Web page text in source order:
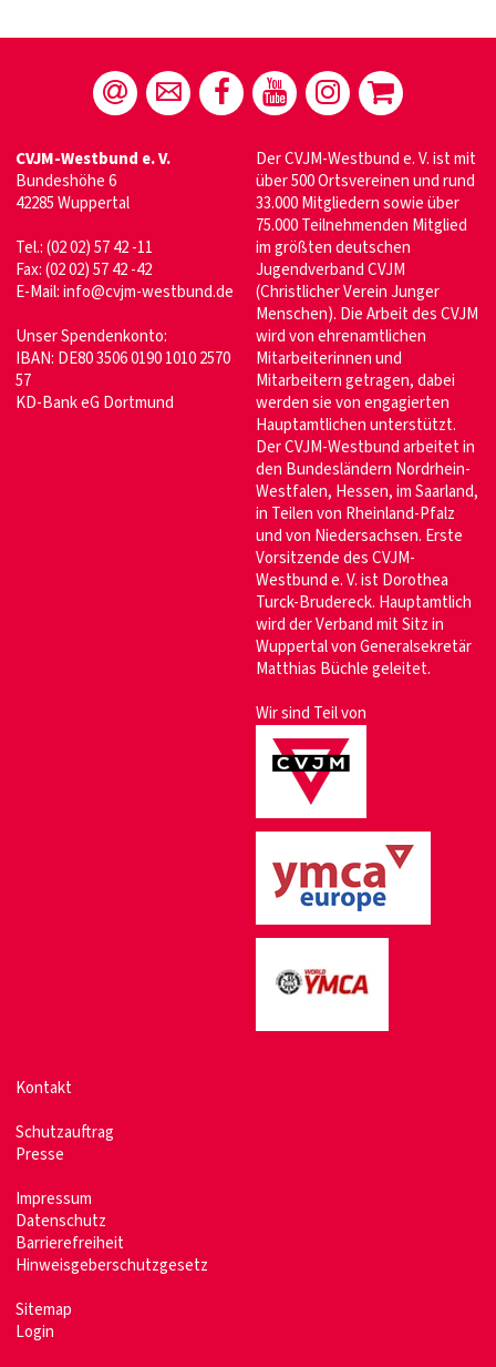
CVJM-Westbund e. V.
Bundeshöhe 6
42285 Wuppertal
Tel.: (02 02) 57 42 -11
Fax: (02 02) 57 42 -42
E-Mail:info@cvjm-westbund.de
Unser Spendenkonto:
IBAN: DE80 3506 0190 1010 2570
57
KD-Bank eG Dortmund
Der CVJM-Westbund e. V. ist mit
über 500 Ortsvereinen und rund
33.000 Mitgliedern sowie über
75.000 Teilnehmenden Mitglied
im größten deutschen
Jugendverband CVJM
(Christlicher Verein Junger
Menschen). Die Arbeit des CVJM
wird von ehrenamtlichen
Mitarbeiterinnen und
Mitarbeitern getragen, dabei
werden sie von engagierten
Hauptamtlichen unterstützt.
Der CVJM-Westbund arbeitet in
den Bundesländern Nordrhein-
Westfalen, Hessen, im Saarland,
in Teilen von Rheinland-Pfalz
und von Niedersachsen. Erste
Vorsitzende des CVJM-
Westbund e. V. ist Dorothea
Turck-Brudereck. Hauptamtlich
wird der Verband mit Sitz in
Wuppertal von Generalsekretär
Matthias Büchle geleitet.
Wir sind Teil von
Kontakt
Schutzauftrag
Presse
Impressum
Datenschutz
Barrierefreiheit
Hinweisgeberschutzgesetz
Sitemap
Login